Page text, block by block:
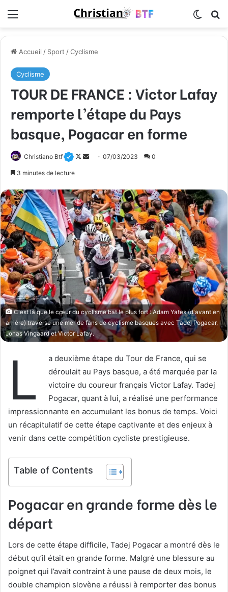
Accueil / Sport /Cyclisme
Cyclisme
TOUR DE FRANCE : Victor Lafay
remporte l’étape du Pays
basque, Pogacar en forme
Christiano Btf
F
l
o
w
o
n
X
o
y
e
r
u
n
c
o
u
r
r
i
e
07/03/2023 0
3 minutes de lecture
C'est là que le cœur du cyclisme bat le plus fort : Adam Yates (d'avant en
arrière) traverse une mer de fans de cyclisme basques avec Tadej Pogacar,
Jonas Vingaard et Victor Lafay.
L
a deuxième étape du Tour de France, qui se
déroulait au Pays basque, a été marquée par la
victoire du coureur français Victor Lafay. Tadej
Pogacar, quant à lui, a réalisé une performance
impressionnante en accumulant les bonus de temps. Voici
un récapitulatif de cette étape captivante et des enjeux à
venir dans cette compétition cycliste prestigieuse.
Table of Contents
Pogacar en grande forme dès le
départ
Lors de cette étape difficile, Tadej Pogacar a montré dès le
début qu’il était en grande forme. Malgré une blessure au
poignet qui l’avait contraint à une pause de deux mois, le
double champion slovène a réussi à remporter des bonus